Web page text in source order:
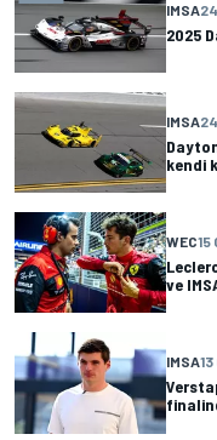
IMSA
2025
IMSA
kendi
WEC15
ve
IMSA